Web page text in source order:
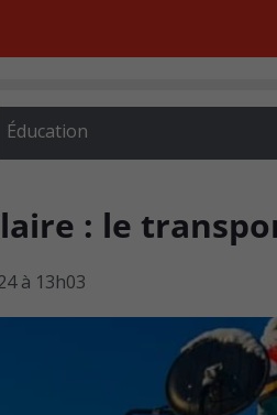
Éducation
: le
à 13h03